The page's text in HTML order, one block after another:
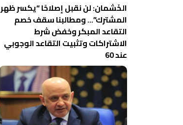
الخَشمان: لن نقبل إصلاحًا “يكسر ظهر
المشترك”… ومطالبنا سقف خصم
التقاعد المبكر وخفض شرط
الاشتراكات وتثبيت التقاعد الوجوبي
عند 60